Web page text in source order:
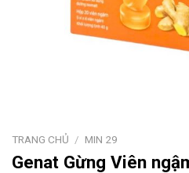
TRANG CHỦ / MIN 29
Genat Gừng Viên